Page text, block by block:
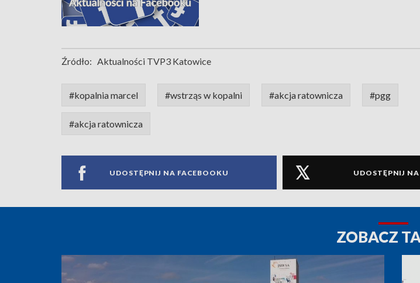
Źródło: Aktualności TVP3 Katowice
#kopalnia marcel #wstrząs w kopalni #akcja ratownicza #pgg
#akcja ratownicza
UDOSTĘPNIJ NA FACEBOOKU UDOSTĘPNIJ
ZOBACZ